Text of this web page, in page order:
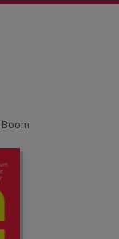
Boom